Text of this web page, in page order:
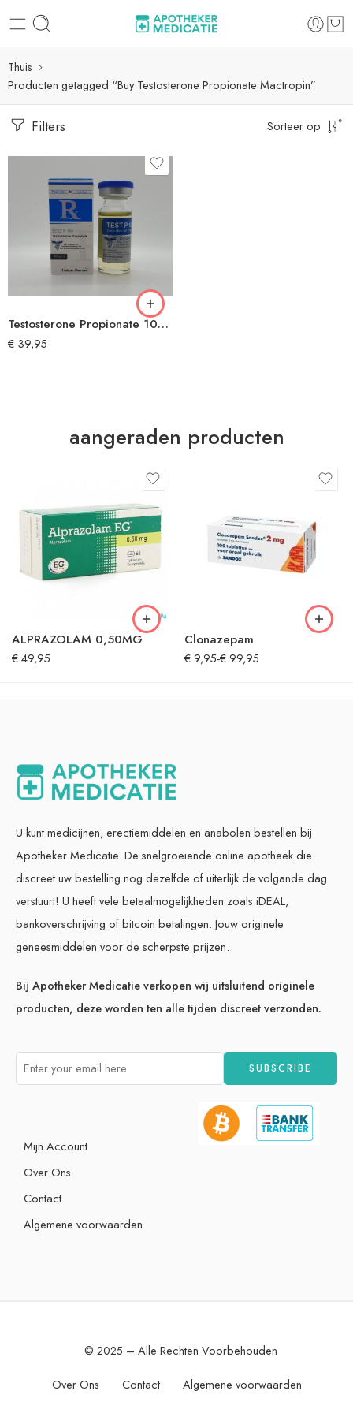
Thuis
Producten getagged “Buy Testosterone Propionate Mactropin”
Filters Sorteer op
Testosterone Propionate 100 by UNIQUE PHARMA®
€ 39,95
aangeraden producten
ALPRAZOLAM 0,50MG
€49,95
Clonazepam
€ 9,95-€ 99,95
U kunt medicijnen, erectiemiddelen en anabolen bestellen bij
Apotheker Medicatie. De snelgroeiende online apotheek die
discreet uw bestelling nog dezelfde of uiterlijk de volgande dag
verstuurt! U heeft vele betaalmogelijkheden zoals iDEAL,
bankoverschrijving of bitcoin betalingen. Jouw originele
geneesmiddelen voor de scherpste prijzen.
Bij Apotheker Medicatie verkopen wij uitsluitend originele
producten, deze worden ten alle tijden discreet verzonden.
Mijn Account
Over Ons
Contact
Algemene voorwaarden
© 2025 – Alle Rechten Voorbehouden
Over Ons Contact Algemene voorwaarden